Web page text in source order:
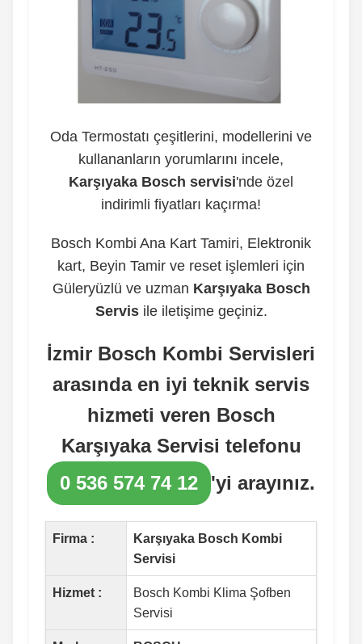
Oda Termostatı çeşitlerini, modellerini ve
kullananların yorumlarını incele,
Karşıyaka Bosch servisi'nde özel
indirimli fiyatları kaçırma!
Bosch Kombi Ana Kart Tamiri, Elektronik
kart, Beyin Tamir ve reset işlemleri için
Güleryüzlü ve uzman Karşıyaka Bosch
Servisile iletişime geçiniz.
İzmir Bosch Kombi Servisleri
arasında en iyi teknik servis
hizmeti veren Bosch
Karşıyaka Servisi telefonu
0 536 574 74 12
'yi arayınız.
Firma :
Karşıyaka Bosch Kombi
Servisi
Hizmet :
Bosch Kombi Klima Şofben
Servisi